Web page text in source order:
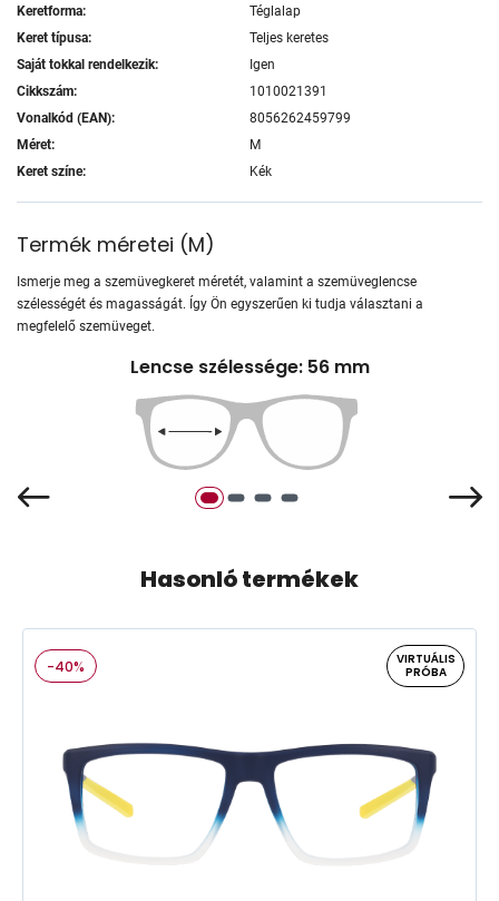
Keretforma:
Téglalap
Keret típusa:
Teljes keretes
Saját tokkal rendelkezik:
Igen
Cikkszám:
1010021391
Vonalkód (EAN):
8056262459799
Méret:
M
Keret színe:
Kék
Termék méretei (M)
Ismerje meg a szemüvegkeret méretét, valamint a szemüveglencse
szélességét és magasságát. Így Ön egyszerűen ki tudja választani a
megfelelő szemüveget.
Lencse szélessége: 56 mm
Hasonló termékek
-40%
VIRTUÁLIS
PRÓBA